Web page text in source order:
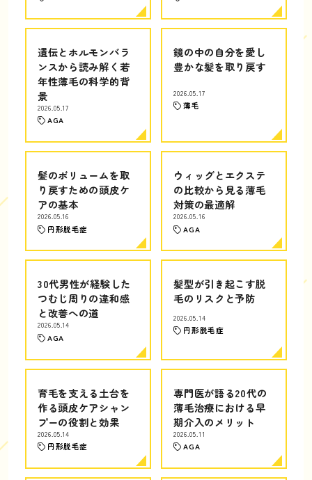
遺伝とホルモンバラ
ンスから読み解く若
年性薄毛の科学的背
景
2026.05.17
AGA
鏡の中の自分を愛し
豊かな髪を取り戻す
2026.05.17
薄毛
髪のボリュームを取
り戻すための頭皮ケ
アの基本
2026.05.16
円形脱毛症
ウィッグとエクステ
の比較から見る薄毛
対策の最適解
2026.05.16
AGA
30代男性が経験した
つむじ周りの違和感
と改善への道
2026.05.14
AGA
髪型が引き起こす脱
毛のリスクと予防
2026.05.14
円形脱毛症
育毛を支える土台を
作る頭皮ケアシャン
プーの役割と効果
2026.05.14
円形脱毛症
専門医が語る20代の
薄毛治療における早
期介入のメリット
2026.05.11
AGA